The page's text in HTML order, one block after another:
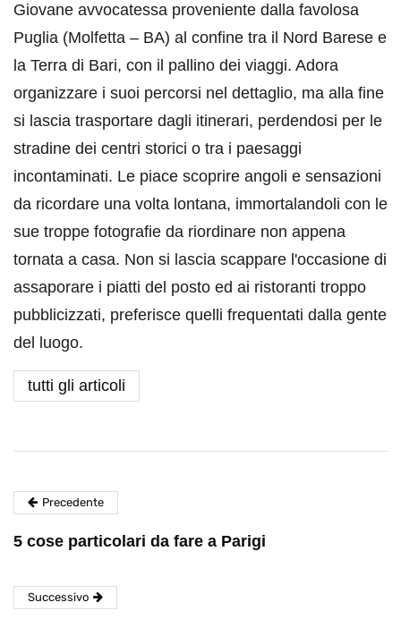
Giovane avvocatessa proveniente dalla favolosa
Puglia (Molfetta – BA) al confine tra il Nord Barese e
la Terra di Bari, con il pallino dei viaggi. Adora
organizzare i suoi percorsi nel dettaglio, ma alla fine
si lascia trasportare dagli itinerari, perdendosi per le
stradine dei centri storici o tra i paesaggi
incontaminati. Le piace scoprire angoli e sensazioni
da ricordare una volta lontana, immortalandoli con le
sue troppe fotografie da riordinare non appena
tornata a casa. Non si lascia scappare l'occasione di
assaporare i piatti del posto ed ai ristoranti troppo
pubblicizzati, preferisce quelli frequentati dalla gente
del luogo.
tutti gli articoli
Precedente
5 cose particolari da fare a Parigi
Successivo